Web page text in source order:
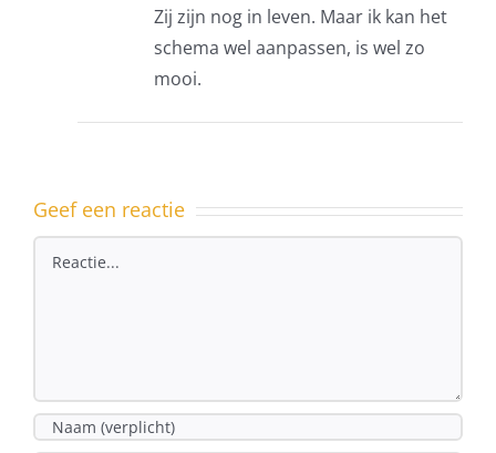
Zij zijn nog in leven. Maar ik kan het
schema wel aanpassen, is wel zo
mooi.
Geef een reactie